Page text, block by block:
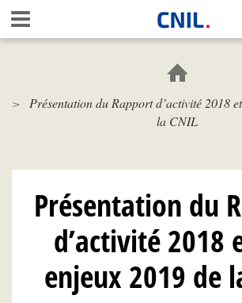
Aller
au
contenu
c
i
N
I
L
Présentation du Rapport d’activité 2018
la CNIL
Présentation du
d’activité 2018
enjeux 2019 de
Gestion de vos préférences sur les cookies